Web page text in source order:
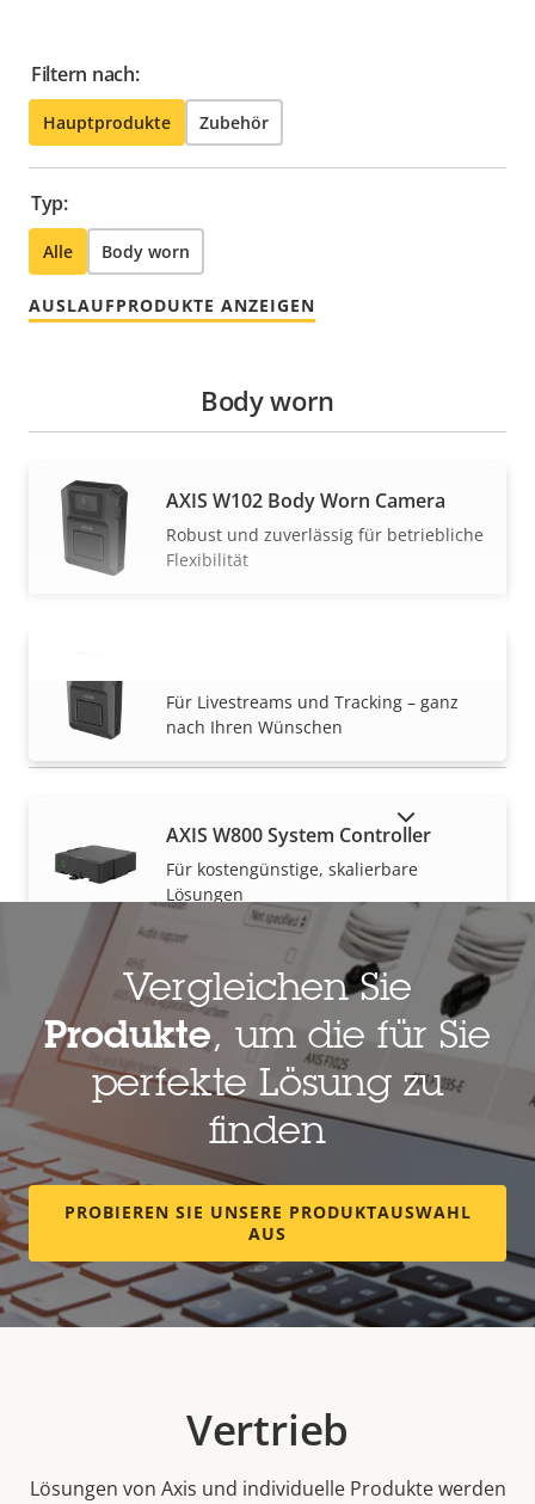
Filtern nach:
Hauptprodukte Zubehör
Typ:
Alle Body worn
AUSLAUFPRODUKTE ANZEIGEN
MEHR ANZEIGEN
Body worn
AXIS W102 Body Worn Camera
Robust und zuverlässig für betriebliche
Flexibilität
Für Livestreams und Tracking – ganz
nach Ihren Wünschen
AXIS W800 System Controller
Für kostengünstige, skalierbare
Lösungen
Vergleichen Sie
Produkte, um die für Sie
perfekte Lösung zu
finden
PROBIEREN SIE UNSERE PRODUKTAUSWAHL
AUS
Vertrieb
Lösungen von Axis und individuelle Produkte werden